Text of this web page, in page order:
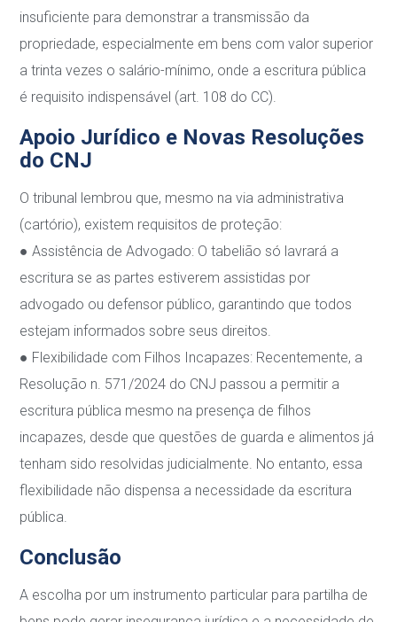
insuficiente para demonstrar a transmissão da
propriedade, especialmente em bens com valor superior
a trinta vezes o salário-mínimo, onde a escritura pública
é requisito indispensável (art. 108 do CC).
Apoio Jurídico e Novas Resoluções
do CNJ
O tribunal lembrou que, mesmo na via administrativa
(cartório), existem requisitos de proteção:
● Assistência de Advogado: O tabelião só lavrará a
escritura se as partes estiverem assistidas por
advogado ou defensor público, garantindo que todos
estejam informados sobre seus direitos.
● Flexibilidade com Filhos Incapazes: Recentemente, a
Resolução n. 571/2024 do CNJ passou a permitir a
escritura pública mesmo na presença de filhos
incapazes, desde que questões de guarda e alimentos já
tenham sido resolvidas judicialmente. No entanto, essa
flexibilidade não dispensa a necessidade da escritura
pública.
Conclusão
A escolha por um instrumento particular para partilha de